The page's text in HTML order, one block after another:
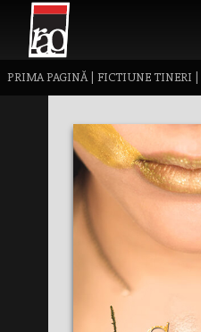
PRIMA PAGINĂ| FICTIUNE TINERI